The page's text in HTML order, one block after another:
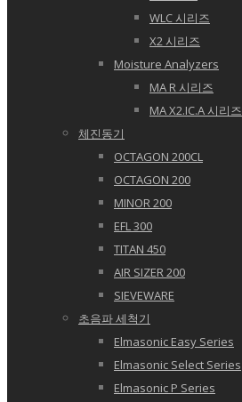
WLC 시리즈
X2 시리즈
Moisture Analyzers
MA R 시리즈
MA X2.IC.A 시리즈
체진동기
OCTAGON 200CL
OCTAGON 200
MINOR 200
EFL 300
TITAN 450
AIR SIZER 200
SIEVEWARE
초음파 세척기
Elmasonic Easy Series
Elmasonic Select Series
Elmasonic P Series